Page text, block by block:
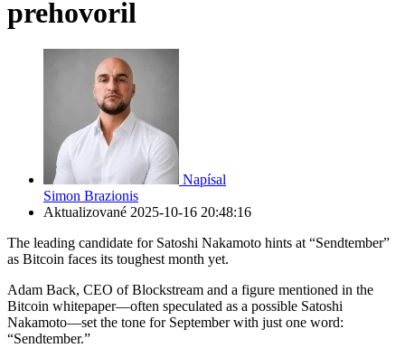
prehovoril
Napísal
Simon Brazionis
Aktualizované 2025-10-16 20:48:16
The leading candidate for Satoshi Nakamoto hints at “Sendtember”
as Bitcoin faces its toughest month yet.
Adam Back, CEO of Blockstream and a figure mentioned in the
Bitcoin whitepaper—often speculated as a possible Satoshi
Nakamoto—set the tone for September with just one word:
“Sendtember.”